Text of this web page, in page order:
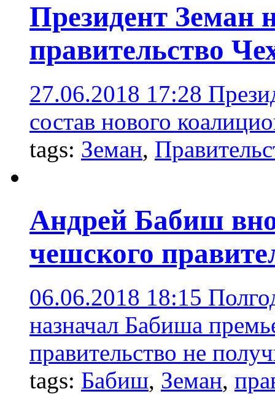
Президент Земан
правительство
27.06.2018 17:28
состав нового
tags: Земан,
Андрей Бабиш
чешского
06.06.2018 18:15
назначал Бабиша
правительство не
tags: Бабиш, Земан,